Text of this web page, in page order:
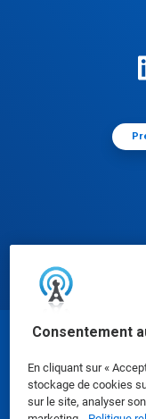
Consentement
En cliquant sur «
stockage de cookies
sur le site, analyser
Fiches de